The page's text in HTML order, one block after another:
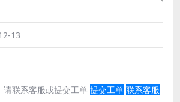
13
请联系客服或提交工单 提交工单 联系客服